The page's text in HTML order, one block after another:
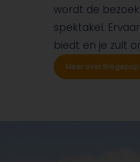
wordt de
spektakel.
biedt en je zult
Meer over Brêgepop